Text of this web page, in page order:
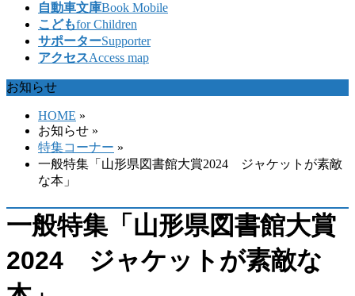
自動車文庫Book Mobile
こどもfor Children
サポーターSupporter
アクセスAccess map
お知らせ
HOME »
お知らせ »
特集コーナー »
一般特集「山形県図書館大賞2024 ジャケットが素敵
な本」
一般特集「山形県図書館大賞
2024 ジャケットが素敵な